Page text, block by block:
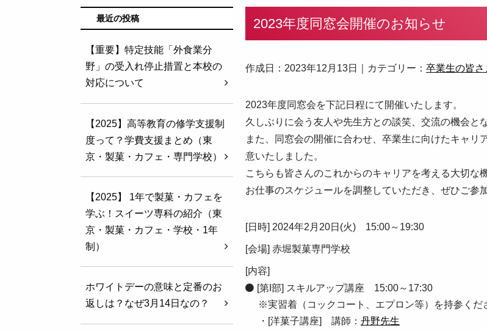
2023年度同窓会開催のお知らせ
作成日：2023年12月13日｜カテゴリー：卒業生の皆さ
2023年度同窓会を下記日程にて開催いたします。
久しぶりに会う友人や先生方との談笑、交流の機会と
また、同窓会の開催に合わせ、卒業生に向けたキャ
意いたしました。
こちらも皆さんのこれからのキャリアを考える大切な
お仕事のスケジュールを調整していただき、ぜひご参
[日時] 2024年2月20日(火) 15:00～19:30
[会場] 赤堀製菓専門学校
[内容]
[第I部] スキルアップ講座 15:00～17:30
※実習着（コックコート、エプロン等）を持参くだ
・[洋菓子講座] 講師： 丹野先生
最近の投稿
【重要】特定技能「外食業分
野」の受入れ停止措置と本校の
対応について
【2025】高等教育の修学支援制
度って？学費支援まとめ（東
京・製菓・カフェ・専門学校）
【2025】 1年で製菓・カフェを
学ぶ！スイーツ専科の紹介（東
京・製菓・カフェ・学校・1年
制）
ホワイトデーの意味と定番のお
返しは？なぜ3月14日なの？